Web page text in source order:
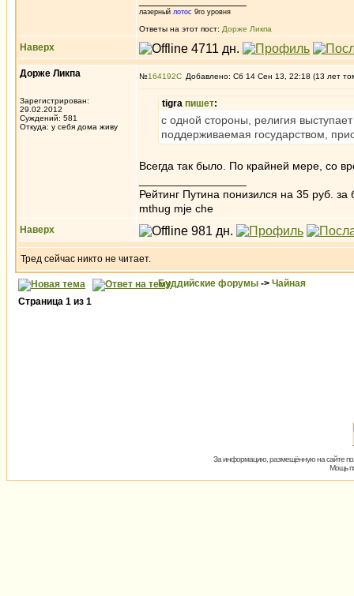
лазерный лотос 9го уровня
Ответы на этот пост: Дорже Ликпа
Наверх
Дорже Ликпа
Зарегистрирован:
29.02.2012
Суждений: 581
Откуда: у себя дома живу
№164192 Добавлено: Сб 14 Сен 13, 22:18 (13 лет
tigra пишет:
с одной стороны, религия
поддерживаемая государством,
Всегда так было. По крайней мере, со
Рейтинг Путина понизился на 35 руб. за
mthug mje che
Наверх
Тред сейчас никто не читает.
Буддийские форумы -> Чайная
Страница 1 из 1
За информацию, размещённую на сайте
Мощь